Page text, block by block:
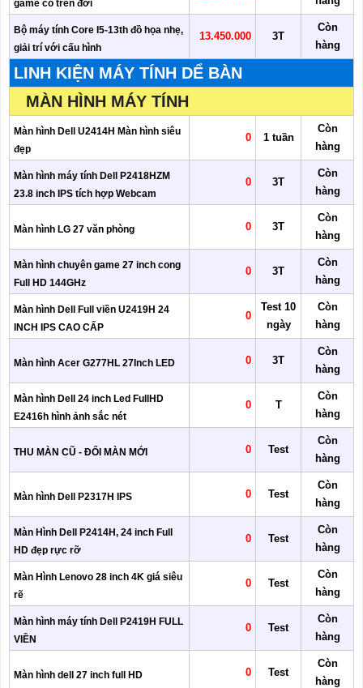
game có trên đời
Bộ máy tính Core I5-13th đồ họa nhẹ,
giải trí với cấu hình
13.450.000 3T
Còn
hàng
LINH KIỆN MÁY TÍNH DỂ BÀN
MÀN HÌNH MÁY TÍNH
Màn hình Dell U2414H Màn hình siêu
đẹp
0 1 tuần
Còn
hàng
Màn hình máy tính Dell P2418HZM
23.8 inch IPS tích hợp Webcam
0 3T
Còn
hàng
Màn hình LG 27 văn phòng 0 3T
Còn
hàng
Màn hình chuyên game 27 inch cong
Full HD 144GHz
0 3T
Còn
hàng
Màn hình Dell Full viền U2419H 24
INCH IPS CAO CẤP
0
Test 10
ngày
Còn
hàng
Màn hình Acer G277HL 27Inch LED 0 3T
Còn
hàng
Màn hình Dell 24 inch Led FullHD
E2416h hình ảnh sắc nét
0 T
Còn
hàng
THU MÀN CŨ - ĐỔI MÀN MỚI 0 Test
Còn
hàng
Màn hình Dell P2317H IPS 0 Test
Còn
hàng
Màn Hình Dell P2414H, 24 inch Full
HD đẹp rực rỡ
0 Test
Còn
hàng
Màn Hình Lenovo 28 inch 4K giá siêu
rẽ
0 Test
Còn
hàng
Màn hình máy tính Dell P2419H FULL
VIỀN
0 Test
Còn
hàng
Màn hình dell 27 inch full HD 0 Test
Còn
hàng